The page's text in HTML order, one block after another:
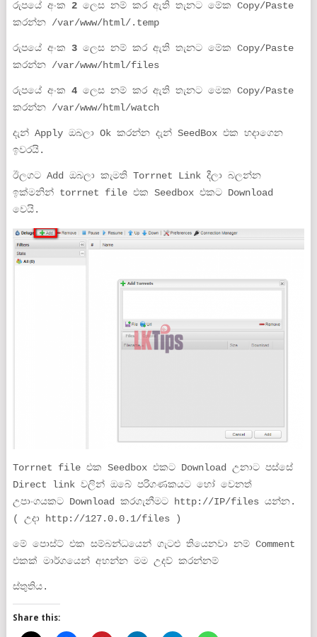
රුපයේ අංක 2ලෙස නම් කර ඇති තැනට මේක Copy/Paste
කරන්න /var/www/html/.temp
රුපයේ අංක 3ලෙස නම් කර ඇති තැනට මේක Copy/Paste
කරන්න /var/www/html/files
රුපයේ අංක 4ලෙස නම් කර ඇති තැනට මෙක Copy/Paste
කරන්න /var/www/html/watch
දැන් Apply ඔබලා Ok කරන්න දැන් SeedBox එක හදාගෙන
ඉවරයි.
ඊලගට Add ඔබලා කැමති Torrnet Link දීලා බලන්න
ඉක්මනින් torrnet file එක Seedbox එකට Download
වෙයි.
Torrnet file එක Seedbox එකට Download උනාට පස්සේ
Direct link වලින් ඔබේ පරිගණකයට හෝ වෙනත්
උපාංගයකට Download කරගැනීමට http://IP/files යන්න.
( උදා http://127.0.0.1/files )
මේ පොස්ට් එක සම්බන්ධයෙන් ගැටළු තියෙනවා නම් Comment
එකක් මාර්ගයෙන් අහන්න මම උදව් කරන්නම්
ස්තුතිය.
Share this: